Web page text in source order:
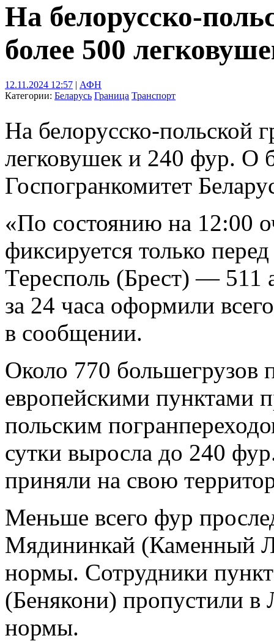
На белорусско-
более 500
12.11.2024 12:57 | АФН
Категории: Беларусь Граница Транспорт
На белорусско-польской
легковушек и 240 фур. О
Госпогранкомитет
«По состоянию на 12:00
фиксируется только
Тересполь (Брест) — 511
за 24 часа оформили
в сообщении.
Около 770 большегрузов
европейскими пунктами
польским
сутки выросла до 240
приняли на свою
Меньше всего фур
Мядининкай (Каменный
нормы. Сотрудники
(Бенякони) пропустили в
нормы.